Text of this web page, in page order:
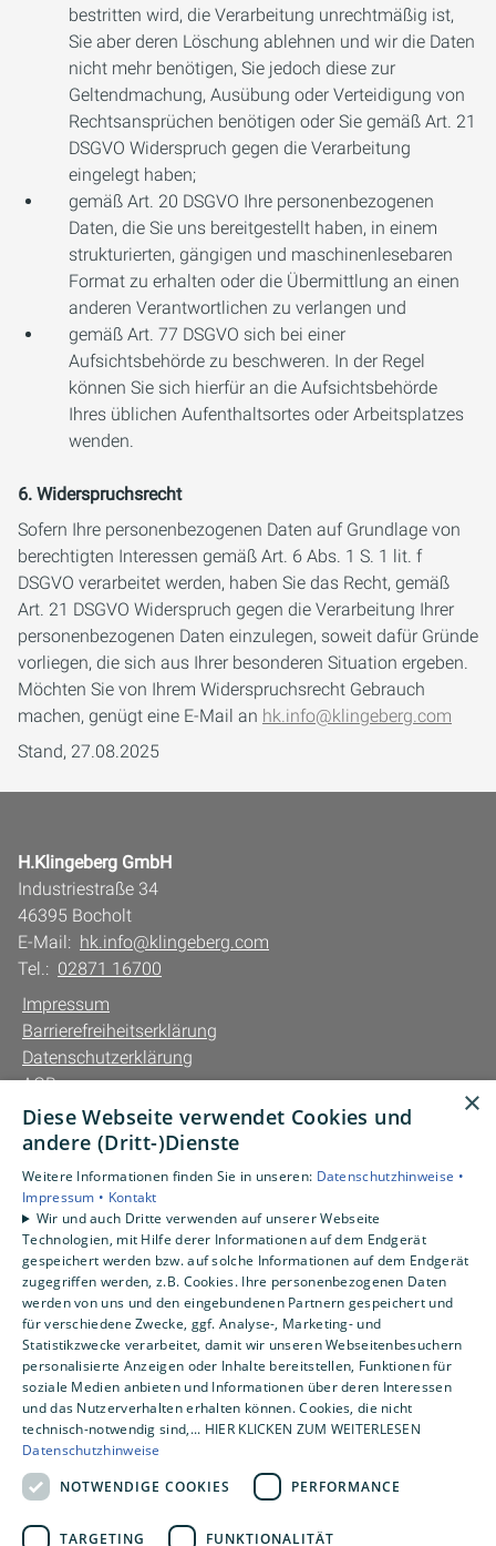
bestritten wird, die Verarbeitung unrechtmäßig ist,
Sie aber deren Löschung ablehnen und wir die Daten
nicht mehr benötigen, Sie jedoch diese zur
Geltendmachung, Ausübung oder Verteidigung von
Rechtsansprüchen benötigen oder Sie gemäß Art. 21
DSGVO Widerspruch gegen die Verarbeitung
eingelegt haben;
gemäß Art. 20 DSGVO Ihre personenbezogenen
Daten, die Sie uns bereitgestellt haben, in einem
strukturierten, gängigen und maschinenlesebaren
Format zu erhalten oder die Übermittlung an einen
anderen Verantwortlichen zu verlangen und
gemäß Art. 77 DSGVO sich bei einer
Aufsichtsbehörde zu beschweren. In der Regel
können Sie sich hierfür an die Aufsichtsbehörde
Ihres üblichen Aufenthaltsortes oder Arbeitsplatzes
wenden.
6. Widerspruchsrecht
Sofern Ihre personenbezogenen Daten auf Grundlage von
berechtigten Interessen gemäß Art. 6 Abs. 1 S. 1 lit. f
DSGVO verarbeitet werden, haben Sie das Recht, gemäß
Art. 21 DSGVO Widerspruch gegen die Verarbeitung Ihrer
personenbezogenen Daten einzulegen, soweit dafür Gründe
vorliegen, die sich aus Ihrer besonderen Situation ergeben.
Möchten Sie von Ihrem Widerspruchsrecht Gebrauch
machen, genügt eine E-Mail an hk.info@klingeberg.com
Stand, 27.08.2025
H.Klingeberg GmbH
Industriestraße 34
46395 Bocholt
E-Mail: hk.info@klingeberg.com
Tel.: 02871 16700
Impressum
Barrierefreiheitserklärung
Datenschutzerklärung
AGB
Unsere Bereiche
Gewerbekunden
Karriere
Unternehmen
Kontakt
×
Diese Webseite verwendet Cookies und
andere (Dritt-)Dienste
Weitere Informationen finden Sie in unseren: Datenschutzhinweise •
Impressum • Kontakt
Wir und auch Dritte verwenden auf unserer Webseite
Technologien, mit Hilfe derer Informationen auf dem Endgerät
gespeichert werden bzw. auf solche Informationen auf dem Endgerät
zugegriffen werden, z.B. Cookies. Ihre personenbezogenen Daten
werden von uns und den eingebundenen Partnern gespeichert und
für verschiedene Zwecke, ggf. Analyse-, Marketing- und
Statistikzwecke verarbeitet, damit wir unseren Webseitenbesuchern
personalisierte Anzeigen oder Inhalte bereitstellen, Funktionen für
soziale Medien anbieten und Informationen über deren Interessen
und das Nutzerverhalten erhalten können. Cookies, die nicht
technisch-notwendig sind,... HIER KLICKEN ZUM WEITERLESEN
Datenschutzhinweise
NOTWENDIGE COOKIES
PERFORMANCE
TARGETING FUNKTIONALITÄT